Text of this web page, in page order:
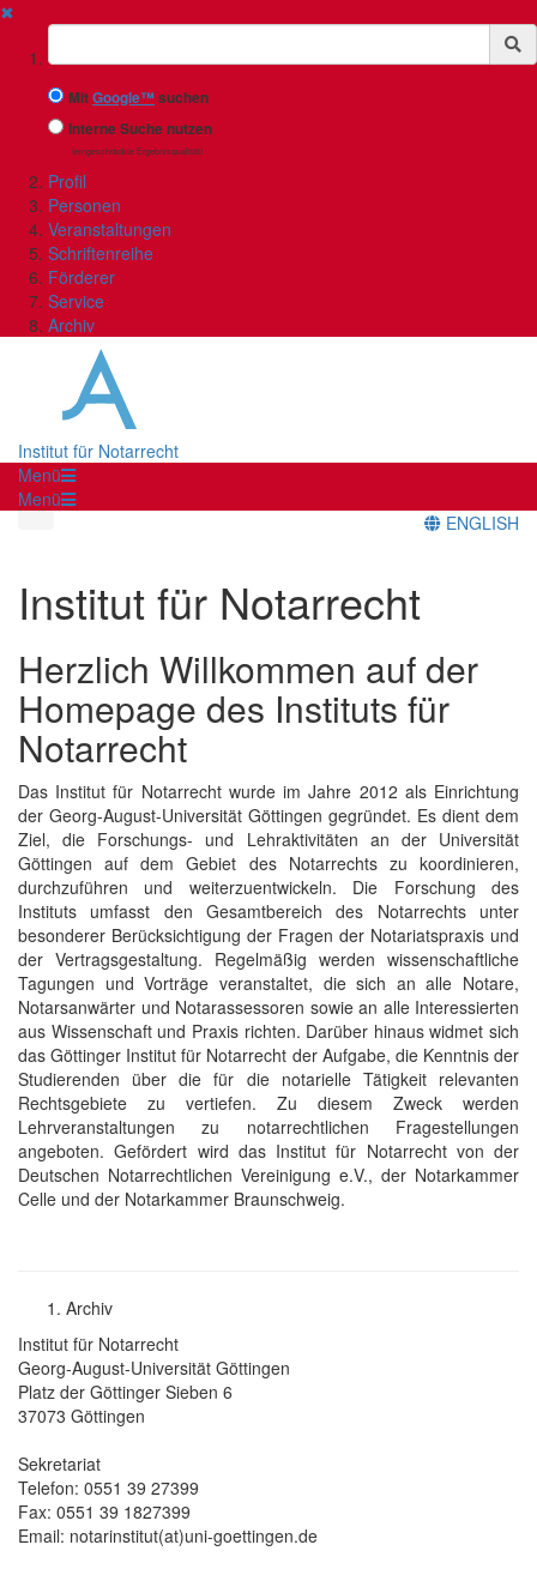
✖
Suchbegriff
MitGoogle™suchen
Interne Suche nutzen
(eingeschränkte Ergebnisqualität)
Profil
Personen
Veranstaltungen
Schriftenreihe
Förderer
Service
Archiv
Institut für Notarrecht
Menü
Menü
ENGLISH
Institut für Notarrecht
Herzlich Willkommen auf der
Homepage des Instituts für
Notarrecht
Das Institut für Notarrecht wurde im Jahre 2012 als Einrichtung
der Georg-August-Universität Göttingen gegründet. Es dient dem
Ziel, die Forschungs- und Lehraktivitäten an der Universität
Göttingen auf dem Gebiet des Notarrechts zu koordinieren,
durchzuführen und weiterzuentwickeln. Die Forschung des
Instituts umfasst den Gesamtbereich des Notarrechts unter
besonderer Berücksichtigung der Fragen der Notariatspraxis und
der Vertragsgestaltung. Regelmäßig werden wissenschaftliche
Tagungen und Vorträge veranstaltet, die sich an alle Notare,
Notarsanwärter und Notarassessoren sowie an alle Interessierten
aus Wissenschaft und Praxis richten. Darüber hinaus widmet sich
das Göttinger Institut für Notarrecht der Aufgabe, die Kenntnis der
Studierenden über die für die notarielle Tätigkeit relevanten
Rechtsgebiete zu vertiefen. Zu diesem Zweck werden
Lehrveranstaltungen zu notarrechtlichen Fragestellungen
angeboten. Gefördert wird das Institut für Notarrecht von der
Deutschen Notarrechtlichen Vereinigung e.V., der Notarkammer
Celle und der Notarkammer Braunschweig.
Archiv
Institut für Notarrecht
Georg-August-Universität Göttingen
Platz der Göttinger Sieben 6
37073 Göttingen
Sekretariat
Telefon: 0551 39 27399
Fax: 0551 39 1827399
Email: notarinstitut(at)uni-goettingen.de